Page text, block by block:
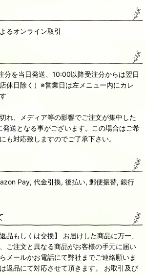
るオンライン取引
分を当日発送、10:00以降受注分からは翌日
休日除く）※営業日は左メニュー内にカレ
れ、メディア等の影響でご注文が集中した
発送となる事がございます。この場合はご希
も対応致しますのでご了承下さい。
Pay, 代金引換, 後払い, 郵便振替, 銀行
品もしくは交換】 お届けした商品に万一、
ご注文と異なる商品がお客様の手元に届い
メールかお電話にて弊社までご連絡願いま
返品にて対応させて頂きます。 お取引及び